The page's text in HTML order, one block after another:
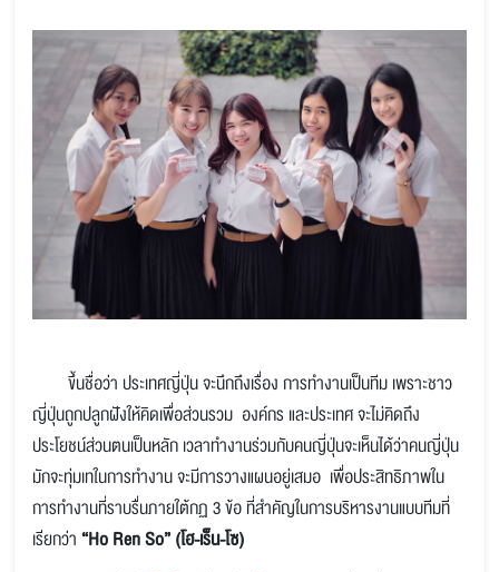
ขึ้นชื่อว่า ประเทศญี่ปุ่น จะนึกถึงเรื่อง การทำงานเป็นทีม เพราะชาว
ญี่ปุ่นถูกปลูกฝังให้คิดเพื่อส่วนรวม องค์กร และประเทศ จะไม่คิดถึง
ประโยชน์ส่วนตนเป็นหลัก เวลาทำงานร่วมกับคนญี่ปุ่นจะเห็นได้ว่าคนญี่ปุ่น
มักจะทุ่มเทในการทำงาน จะมีการวางแผนอยู่เสมอ เพื่อประสิทธิภาพใน
การทํางานที่ราบรื่นภายใต้กฏ 3 ข้อ ที่สำคัญในการบริหารงานแบบทีมที่
เรียกว่า“Ho Ren So” (โฮ-เร็น-โซ)